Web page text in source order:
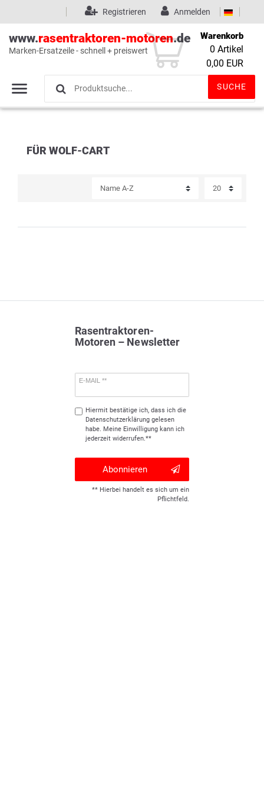
Wunschliste (0)
Anmelden
Registrieren
www.rasentraktoren-motoren.de
Marken-Ersatzeile - schnell + preiswert
SUCHE
Warenkorb
0 Artikel
0,00 EUR
FÜR WOLF-CART
Rasentraktoren-
Motoren – Newsletter
E-MAIL **
Hiermit bestätige ich, dass ich die
Daten­schutz­erklärunggelesen
habe. Meine Einwilligung kann ich
jederzeit widerrufen.**
Abonnieren
** Hierbei handelt es sich um ein
Pflichtfeld.